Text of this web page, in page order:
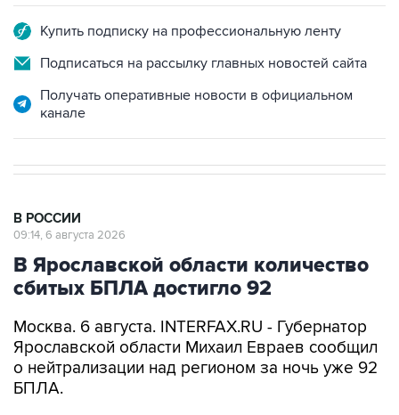
Купить подписку на профессиональную ленту
Подписаться на рассылку главных новостей сайта
Получать оперативные новости в официальном
канале
В РОССИИ
09:14, 6 августа 2026
В Ярославской области количество
сбитых БПЛА достигло 92
Москва. 6 августа. INTERFAX.RU - Губернатор
Ярославской области Михаил Евраев сообщил
о нейтрализации над регионом за ночь уже 92
БПЛА.